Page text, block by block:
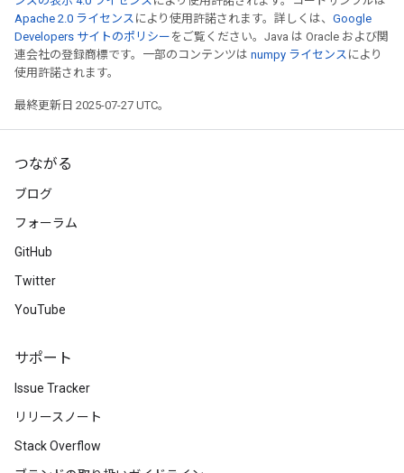
Apache 2.0 ライセンス により使用許諾されます。詳しくは、 Google
Developers サイトのポリシー をご覧ください。Java は Oracle および関
連会社の登録商標です。一部のコンテンツは numpy ライセンス により
使用許諾されます。
最終更新日 2025-07-27 UTC。
つながる
ブログ
フォーラム
GitHub
Twitter
YouTube
サポート
Issue Tracker
リリースノート
Stack Overflow